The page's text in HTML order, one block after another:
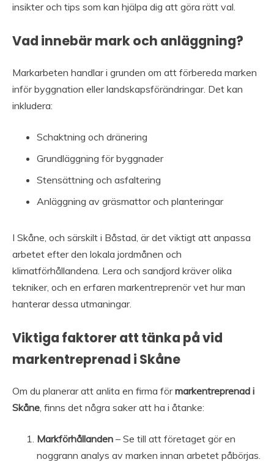
insikter och tips som kan hjälpa dig att göra rätt val.
Vad innebär mark och anläggning?
Markarbeten handlar i grunden om att förbereda marken
inför byggnation eller landskapsförändringar. Det kan
inkludera:
Schaktning och dränering
Grundläggning för byggnader
Stensättning och asfaltering
Anläggning av gräsmattor och planteringar
I Skåne, och särskilt i Båstad, är det viktigt att anpassa
arbetet efter den lokala jordmånen och
klimatförhållandena. Lera och sandjord kräver olika
tekniker, och en erfaren markentreprenör vet hur man
hanterar dessa utmaningar.
Viktiga faktorer att tänka på vid
markentreprenad i Skåne
Om du planerar att anlita en firma förmarkentreprenad i
Skåne , finns det några saker att ha i åtanke:
Markförhållanden – Se till att företaget gör en
noggrann analys av marken innan arbetet påbörjas.